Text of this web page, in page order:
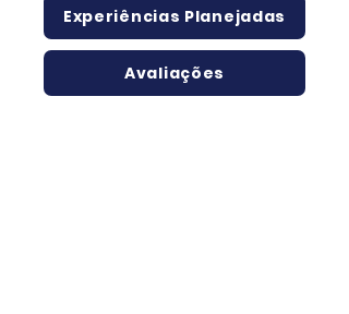
Experiências Planejadas
Avaliações